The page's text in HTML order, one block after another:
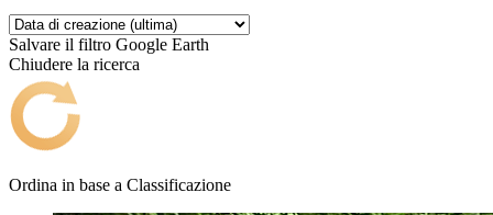
Salvare il filtro Google Earth
Chiudere la ricerca
Ordina in base a Classificazione